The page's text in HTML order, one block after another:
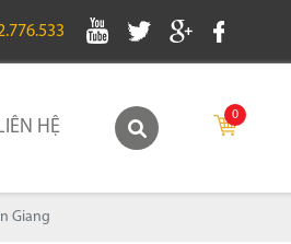
LIÊN HỆ
0
Giang